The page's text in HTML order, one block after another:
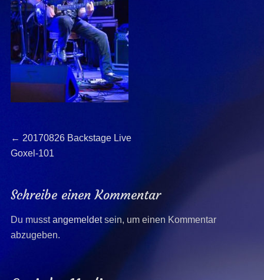
Beitragsnavigation
← Previous
post:
20170826 Backstage Live
Goxel-101
Schreibe einen Kommentar
Du musstangemeldetsein, um einen Kommentar
abzugeben.